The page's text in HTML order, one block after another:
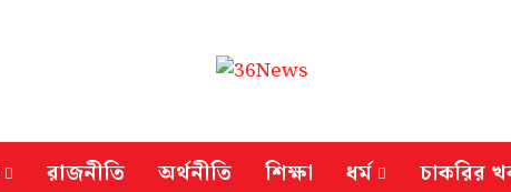
রাজনীতি অর্থনীতি শিক্ষা ধর্ম চাকরির